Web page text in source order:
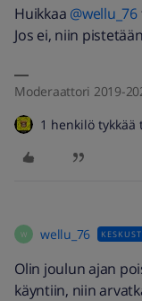
Huikkaa @wellu_76
Jos ei, niin
Moderaattori 2019-
1 henkilö tykkää
W wellu_76
Olin joulun ajan
käyntiin, niin